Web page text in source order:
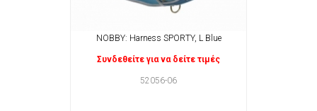
NOBBY: Harness SPORTY, L Blue
Συνδεθείτε για να δείτε τιμές
52056-06